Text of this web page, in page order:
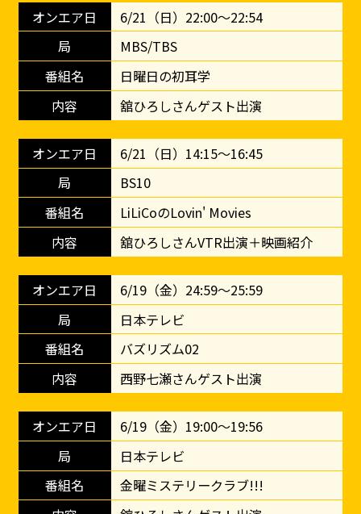
6/21（日）22:00～22:54
MBS/TBS
日曜日の初耳学
舘ひろしさんゲスト出演
6/21（日）14:15～16:45
BS10
LiLiCoのLovin' Movies
舘ひろしさんVTR出演＋映画紹介
6/19（金）24:59～25:59
日本テレビ
バズリズム02
西野七瀬さんゲスト出演
6/19（金）19:00～19:56
日本テレビ
金曜ミステリークラブ!!!